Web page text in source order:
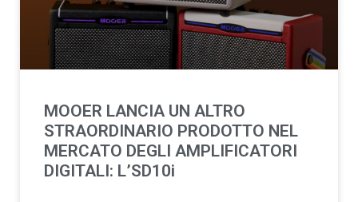
MOOER LANCIA UN ALTRO
STRAORDINARIO PRODOTTO NEL
MERCATO DEGLI AMPLIFICATORI
DIGITALI: L’SD10i